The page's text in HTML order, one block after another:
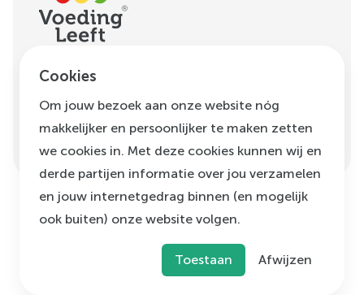
H.J.E. Wenckebachweg
1096 AM Amsterdam
info@voedingleeft.nl
Voeding Leeft,2026
Cookie beleidKlachtenregeling
Algemene voorwaarden ANBI status
Cookies
Om jouw bezoek aan onze website nóg
makkelijker en persoonlijker te maken zetten
we cookies in. Met deze cookies kunnen wij en
derde partijen informatie over jou verzamelen
en jouw internetgedrag binnen (en mogelijk
ook buiten) onze website volgen.
Toestaan Afwijzen